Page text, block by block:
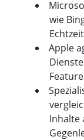
wie
Apple
Inhalte